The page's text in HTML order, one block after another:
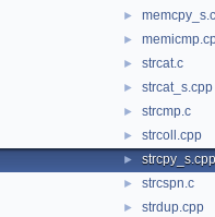
►
►
► strcat.c
► strcat_s.cpp
► strcmp.c
► strcoll.cpp
► strcpy_s.cpp
► strcspn.c
► strdup.cpp